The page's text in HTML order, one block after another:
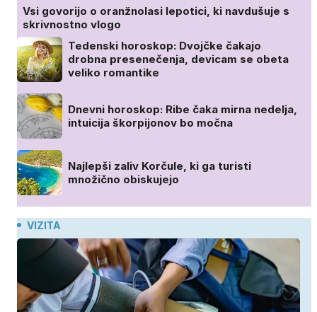
Vsi govorijo o oranžnolasi lepotici, ki navdušuje s
skrivnostno vlogo
Tedenski horoskop: Dvojčke čakajo
drobna presenečenja, devicam se obeta
veliko romantike
Dnevni horoskop: Ribe čaka mirna nedelja,
intuicija škorpijonov bo močna
Najlepši zaliv Korčule, ki ga turisti
množično obiskujejo
VIZITA